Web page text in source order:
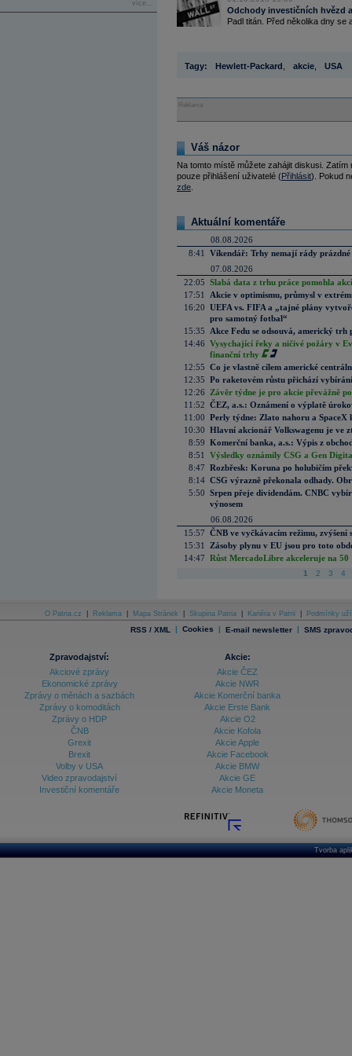
více...
Odchody investičních hvězd
Padl titán. Před několika dny se
Tagy: Hewlett-Packard akcie USA
Reklama
Váš názor
Na tomto místě můžete zahájit diskusi.
pouze přihlášení uživatelé (Přihlásit). Pokud
zde
Aktuální komentáře
08.08.2026
8:41
Víkendář: Trhy nemají rády prázdné
07.08.2026
22:05 Slabá data z trhu práce pomohla
17:51
Akcie v optimismu, průmysl v
16:20 UEFA vs. FIFA a „tajné plány
pro samotný fotbal“
15:35
Akce Fedu se odsouvá, americký
14:46 Vysychající řeky a ničivé požáry v
finanční trhy
12:55 Co je vlastně cílem americké
12:35 Po raketovém růstu přichází
12:26
Závěr týdne je pro akcie převážně
11:52 ČEZ, a.s.: Oznámení o výplatě
11:00 Perly týdne: Zlato nahoru a SpaceX
10:30 Hlavní akcionář Volkswagenu je ve
8:59 Komerční banka, a.s.: Výpis z
8:51
Výsledky oznámily CSG a Gen
8:47 Rozbřesk: Koruna po holubičím
8:14 CSG výrazně překonala odhady.
5:50 Srpen přeje dividendám. CNBC
výnosem
06.08.2026
15:57 ČNB ve vyčkávacím režimu, zvýšení
15:31
Zásoby plynu v EU jsou pro toto
14:47 Růst MercadoLibre akceleruje na
1 2 3 4
O Patria.cz Reklama Mapa Stránek Skupina Patria Kariéra v Patrii Podmínky
RSS / XML | Cookies | E-mail newsletter | SMS
Zpravodajství:
Akciové zprávy
Ekonomické zprávy
Zprávy o měnách a sazbách
Zprávy o komoditách
Zprávy o HDP
ČNB
Grexit
Brexit
Volby v USA
Video zpravodajství
Investiční komentáře
Akcie:
Akcie ČEZ
Akcie NWR
Akcie Komerční banka
Akcie Erste Bank
Akcie O2
Akcie Kofola
Akcie Apple
Akcie Facebook
Akcie BMW
Akcie GE
Akcie Moneta
Tvorba